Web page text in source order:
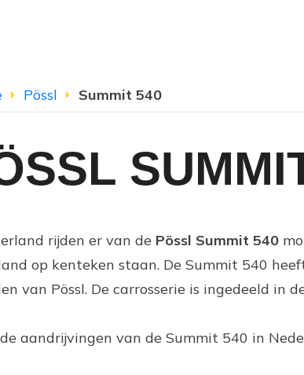
Pössl Summit 540
rijden er van de Pössl Summit 540
op kenteken staan. De Summit 540
van Pössl. De carrosserie is ingedeeld in
aandrijvingen van de Summit 540 in